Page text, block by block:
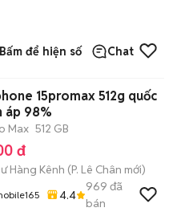
Bấm để hiện số Chat
15promax 512g quốc
áp 98%
Max 512 GB
đ
Hàng Kênh (P. Lê Chân mới)
4.4
969 đã
bán